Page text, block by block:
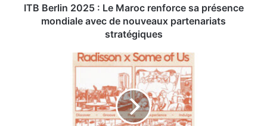
mondiale
ITB Berlin 2025 : Le Maroc renforce sa présence
mondiale avec de nouveaux partenariats
stratégiques